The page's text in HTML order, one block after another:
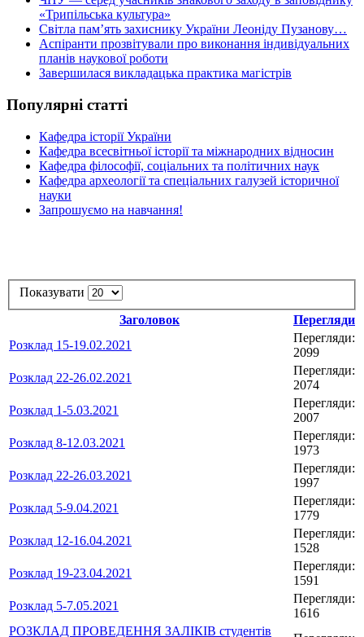
«Трипільська культура»
Світла пам’ять захиснику України Леоніду Пузанову…
Аспіранти прозвітували про виконання індивідуальних
планів наукової роботи
Завершилася викладацька практика магістрів
Популярні статті
Кафедра історії України
Кафедра всесвітньої історії та міжнародних відносин
Кафедра філософії, соціальних та політичних наук
Кафедра археології та спеціальних галузей історичної
науки
Запрошуємо на навчання!
Показувати
Заголовок
Перегляди
Розклад 15-19.02.2021
Перегляди:
2099
Розклад 22-26.02.2021
Перегляди:
2074
Розклад 1-5.03.2021
Перегляди:
2007
Розклад 8-12.03.2021
Перегляди:
1973
Розклад 22-26.03.2021
Перегляди:
1997
Розклад 5-9.04.2021
Перегляди:
1779
Розклад 12-16.04.2021
Перегляди:
1528
Розклад 19-23.04.2021
Перегляди:
1591
Розклад 5-7.05.2021
Перегляди:
1616
РОЗКЛАД ПРОВЕДЕННЯ ЗАЛІКІВ студентів